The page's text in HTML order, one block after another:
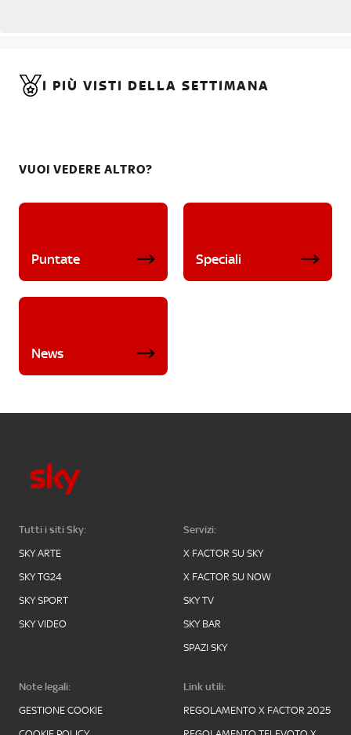
I PIÙ VISTI DELLA SETTIMANA
VUOI VEDERE ALTRO?
Puntate Speciali
News
Tutti i siti Sky:
SKY ARTE
SKY TG24
SKY SPORT
SKY VIDEO
Servizi:
X FACTOR SU SKY
X FACTOR SU NOW
SKY TV
SKY BAR
SPAZI SKY
Note legali:
GESTIONE COOKIE
Link utili:
REGOLAMENTO X FACTOR 2025